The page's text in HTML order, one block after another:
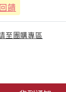
饋
至團購專區